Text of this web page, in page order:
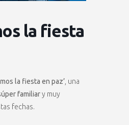
la fiesta
la fiesta en paz’ , una
familiary muy
fechas.